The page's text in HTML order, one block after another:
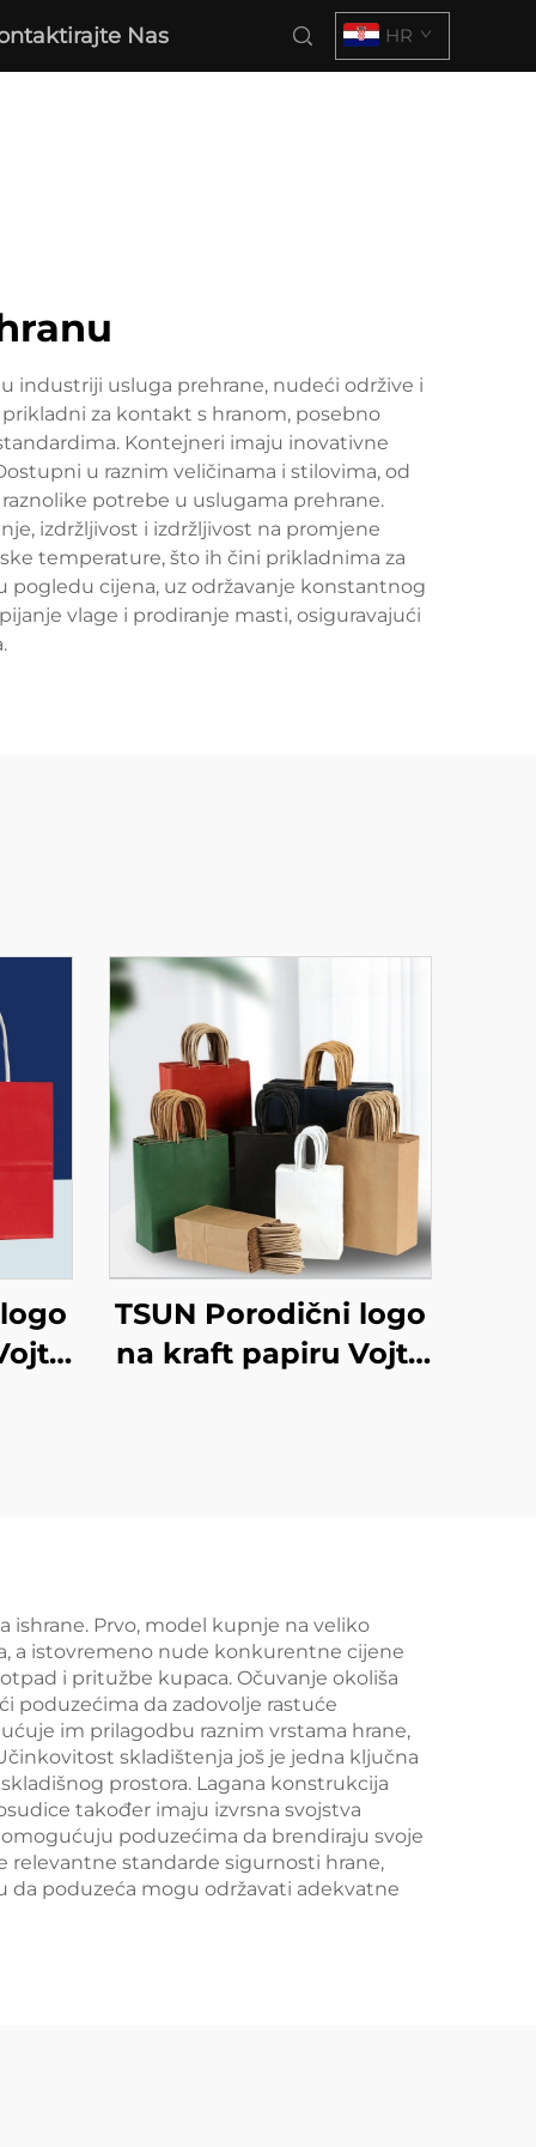
Nas HR
industriji usluga prehrane, nudeći održive i
za kontakt s hranom, posebno
Kontejneri imaju inovativne
u raznim veličinama i stilovima, od
potrebe u uslugama prehrane.
izdržljivost i izdržljivost na promjene
temperature, što ih čini prikladnima za
pogledu cijena, uz održavanje konstantnog
vlage i prodiranje masti, osiguravajući
TSUN Porodični logo
na kraft papiru Vojta
ishrane. Prvo, model kupnje na veliko
a istovremeno nude konkurentne cijene
i pritužbe kupaca. Očuvanje okoliša
poduzećima da zadovolje rastuće
im prilagodbu raznim vrstama hrane,
skladištenja još je jedna ključna
prostora. Lagana konstrukcija
također imaju izvrsna svojstva
poduzećima da brendiraju svoje
relevantne standarde sigurnosti hrane,
da poduzeća mogu održavati adekvatne